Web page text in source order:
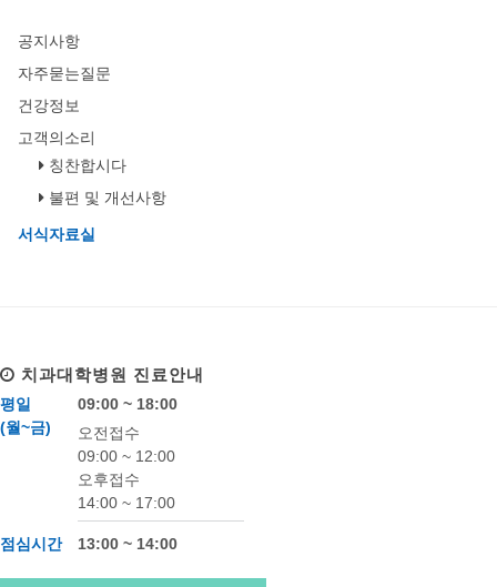
공지사항
자주묻는질문
건강정보
고객의소리
칭찬합시다
불편 및 개선사항
서식자료실
치과대학병원 진료안내
평일
(월~금)
09:00 ~ 18:00
오전접수
09:00 ~ 12:00
오후접수
14:00 ~ 17:00
점심시간 13:00 ~ 14:00